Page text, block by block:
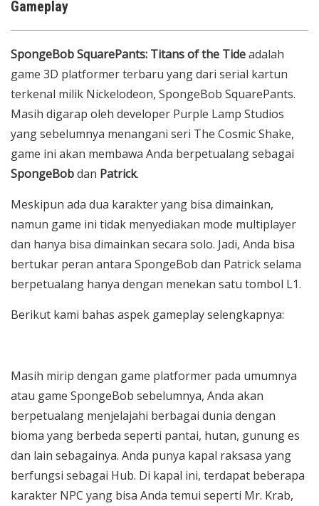
Gameplay
SpongeBob SquarePants: Titans of the Tideadalah
game 3D platformer terbaru yang dari serial kartun
terkenal milik Nickelodeon, SpongeBob SquarePants.
Masih digarap oleh developer Purple Lamp Studios
yang sebelumnya menangani seri The Cosmic Shake,
game ini akan membawa Anda berpetualang sebagai
SpongeBobdan Patrick.
Meskipun ada dua karakter yang bisa dimainkan,
namun game ini tidak menyediakan mode multiplayer
dan hanya bisa dimainkan secara solo. Jadi, Anda bisa
bertukar peran antara SpongeBob dan Patrick selama
berpetualang hanya dengan menekan satu tombol L1.
Berikut kami bahas aspek gameplay selengkapnya:
Masih mirip dengan game platformer pada umumnya
atau game SpongeBob sebelumnya, Anda akan
berpetualang menjelajahi berbagai dunia dengan
bioma yang berbeda seperti pantai, hutan, gunung es
dan lain sebagainya. Anda punya kapal raksasa yang
berfungsi sebagai Hub. Di kapal ini, terdapat beberapa
karakter NPC yang bisa Anda temui seperti Mr. Krab,